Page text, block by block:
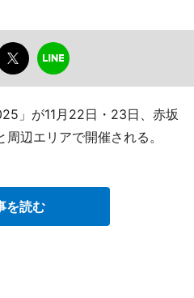
」が11月22日・23日、赤坂
辺エリアで開催される。
を読む